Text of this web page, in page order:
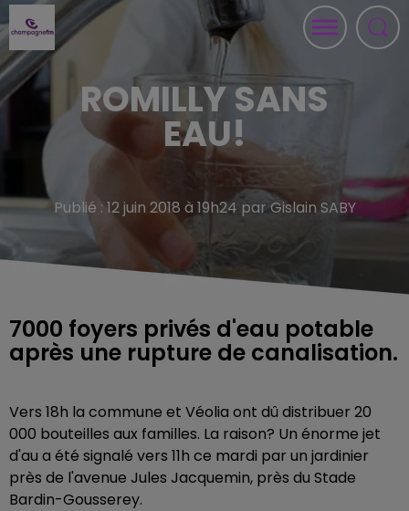
ROMILLY SANS
EAU!
Publié : 12 juin 2018 à 19h24 par Gislain SABY
7000 foyers privés d'eau potable
après une rupture de canalisation.
Vers 18h la commune et Véolia ont dû distribuer 20
000 bouteilles aux familles. La raison? Un énorme jet
d'au a été signalé vers 11h ce mardi par un jardinier
près de l'avenue Jules Jacquemin, près du Stade
Bardin-Gousserey.